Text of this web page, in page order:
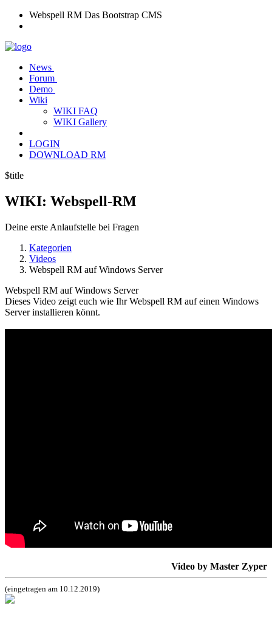
Webspell RM Das Bootstrap CMS
News
Forum
Demo
Wiki
WIKI FAQ
WIKI Gallery
LOGIN
DOWNLOAD RM
$title
WIKI: Webspell-RM
Deine erste Anlaufstelle bei Fragen
Kategorien
Videos
Webspell RM auf Windows Server
Webspell RM auf Windows Server
Dieses Video zeigt euch wie Ihr Webspell RM auf einen Windows
Server installieren könnt.
Video by Master Zyper
(eingetragen am 10.12.2019)